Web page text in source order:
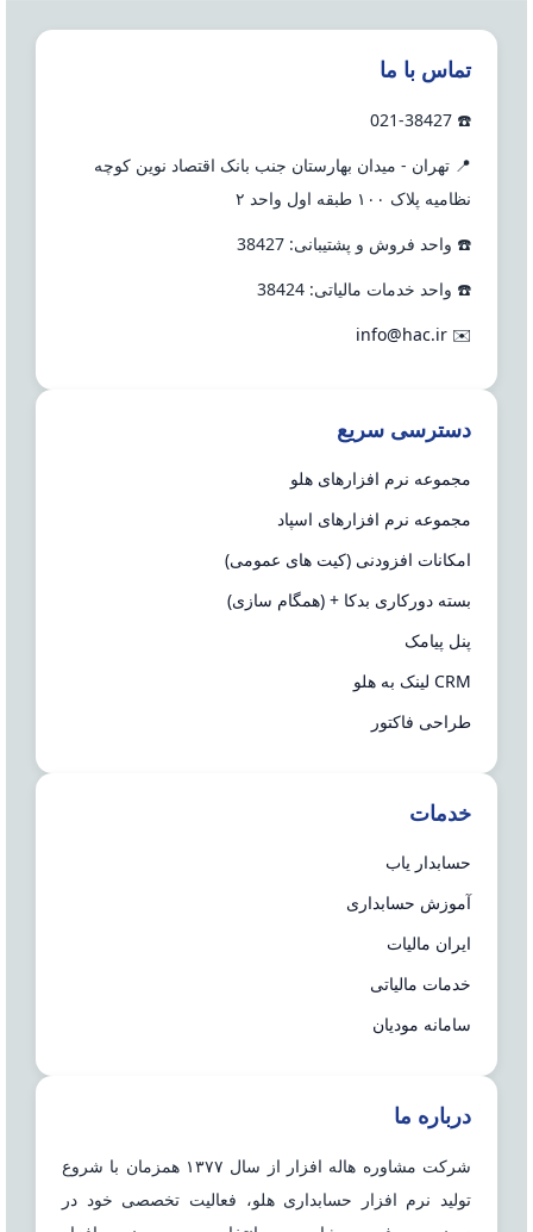
تماس با ما
☎️ 021-38427
📍 تهران - میدان بهارستان جنب بانک اقتصاد نوین کوچه
نظامیه پلاک ۱۰۰ طبقه اول واحد ۲
☎️ واحد فروش و پشتیبانی: 38427
☎️ واحد خدمات مالیاتی: 38424
✉️
info@hac.ir
دسترسی سریع
مجموعه نرم افزارهای هلو
مجموعه نرم افزارهای اسپاد
امکانات افزودنی (کیت های عمومی)
بسته دورکاری بدکا + (همگام سازی)
پنل پیامک
CRM لینک به هلو
طراحی فاکتور
خدمات
حسابدار یاب
آموزش حسابداری
ایران مالیات
خدمات مالیاتی
سامانه مودیان
درباره ما
شرکت مشاوره هاله افزار از سال ۱۳۷۷ همزمان با شروع
تولید نرم افزار حسابداری هلو، فعالیت تخصصی خود در